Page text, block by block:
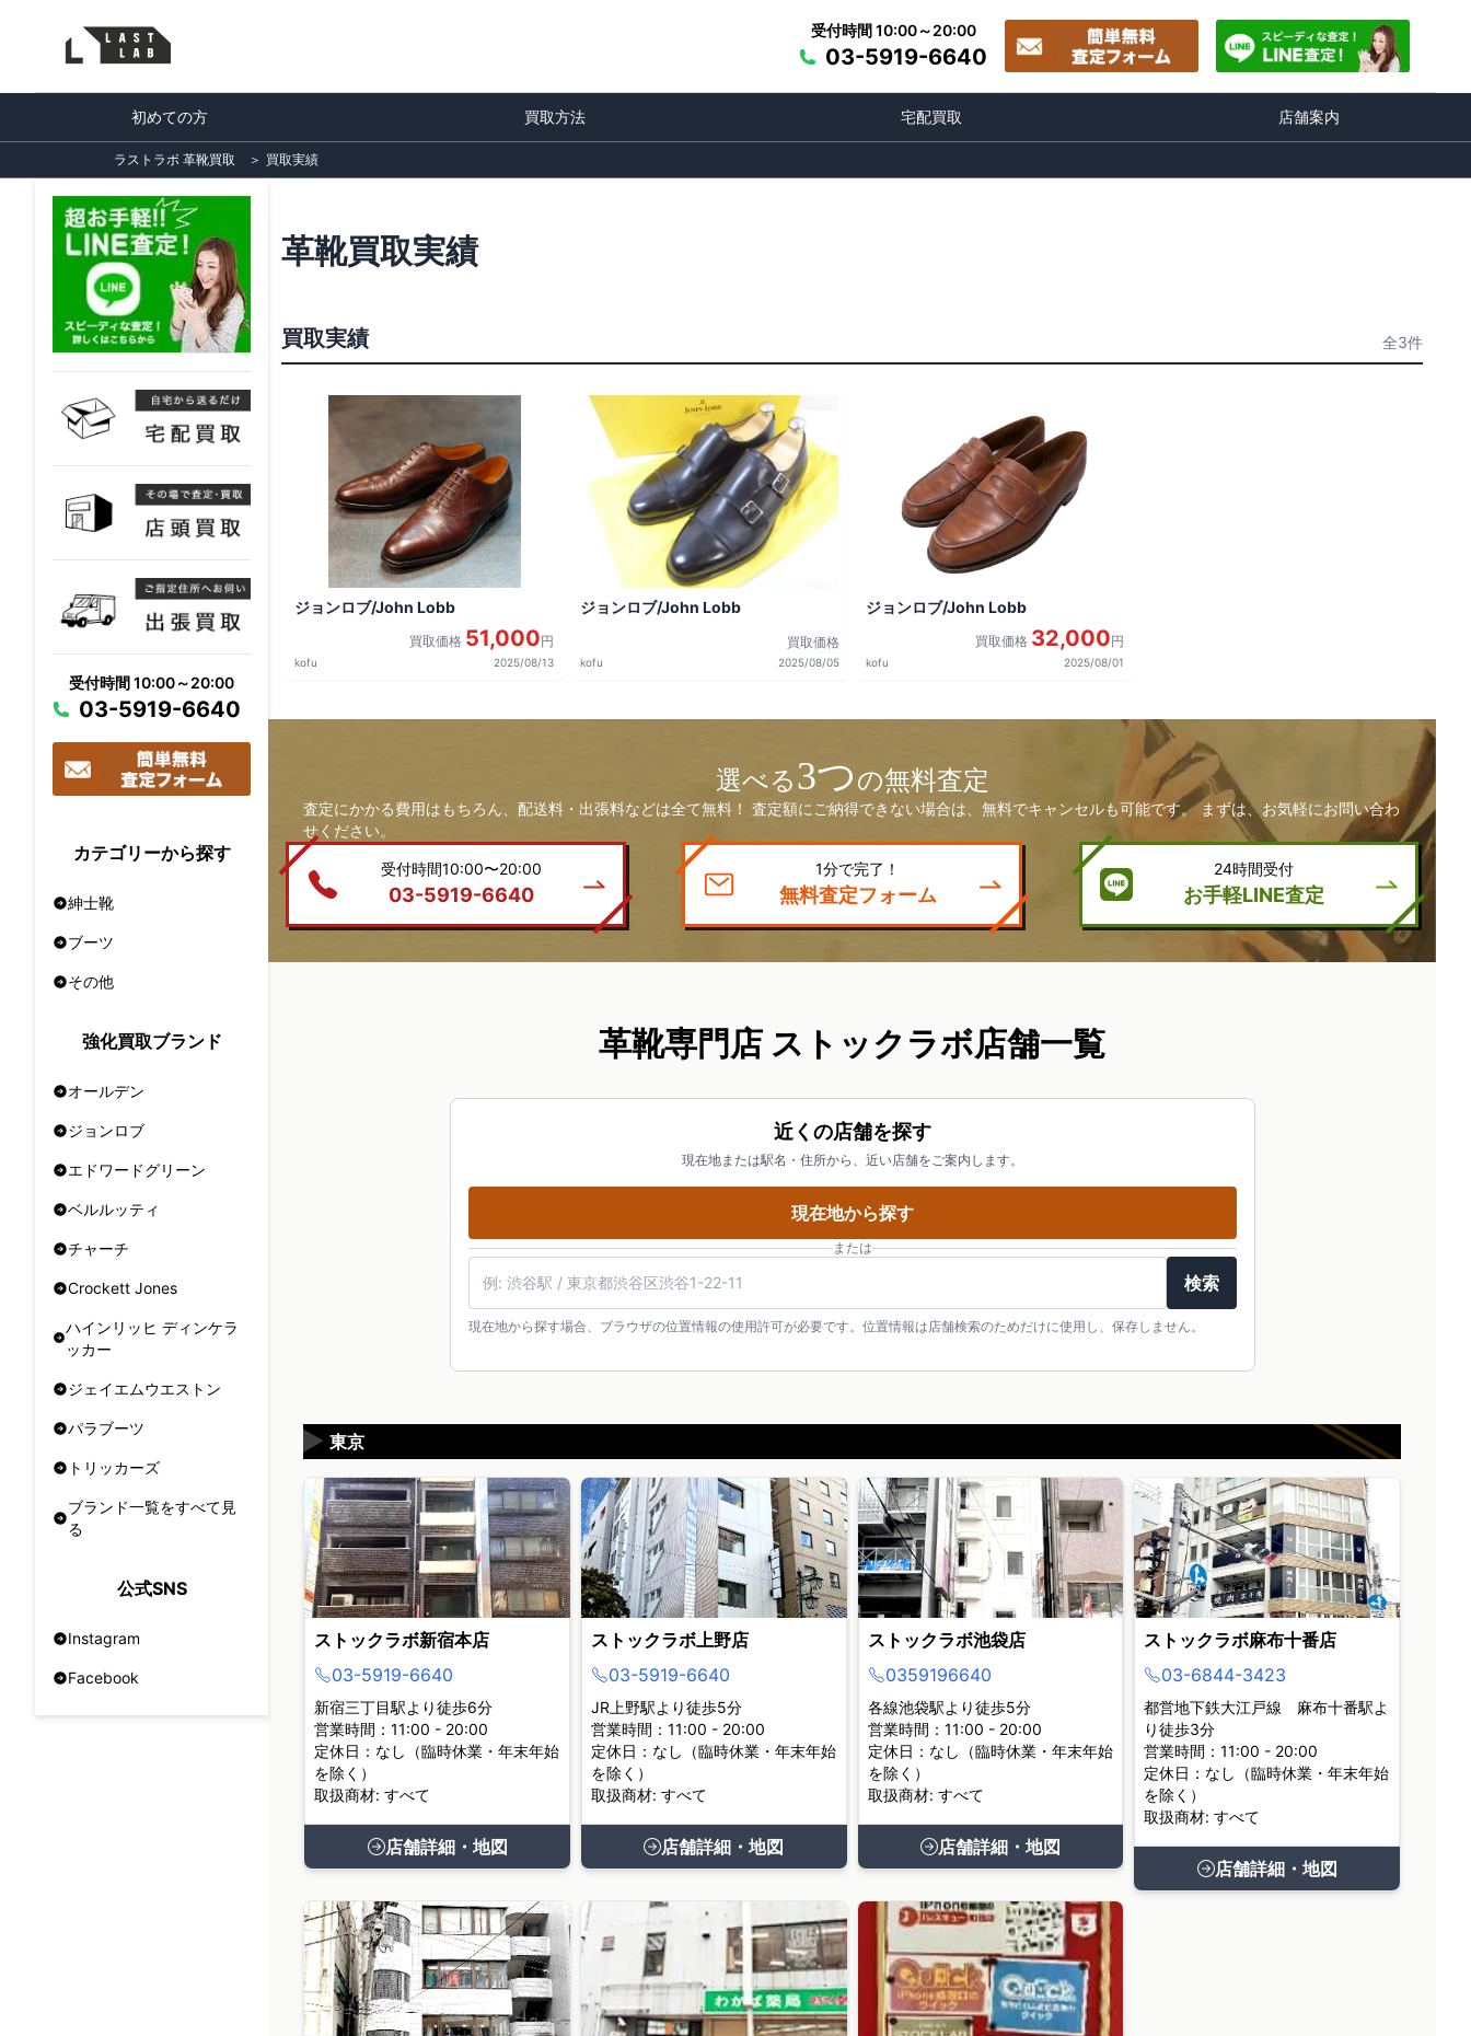
受付時間 10:00～20:00
03-5919-6640
初めての方 買取方法 宅配買取 店舗案内
ラストラボ 革靴買取 ＞ 買取実績
受付時間 10:00～20:00
03-5919-6640
カテゴリーから探す
紳士靴
ブーツ
その他
強化買取ブランド
オールデン
ジョンロブ
エドワードグリーン
ベルルッティ
チャーチ
Crockett Jones
ハインリッヒ ディンケラ
ッカー
ジェイエムウエストン
パラブーツ
トリッカーズ
ブランド一覧をすべて見
る
公式SNS
Instagram
Facebook
革靴買取実績
買取実績 全3件
ジョンロブ/John Lobb
買取価格 51,000円
kofu 2025/08/13
ジョンロブ/John Lobb
買取価格
kofu 2025/08/05
ジョンロブ/John Lobb
買取価格 32,000円
kofu 2025/08/01
選べる3つの無料査定
査定にかかる費用はもちろん、配送料・出張料などは全て無料！ 査定額にご納得できない場合は、無料でキャンセルも可能です。 まずは、お気軽にお問い合わ
せください。
受付時間10:00〜20:00
03-5919-6640
1分で完了！
無料査定フォーム
24時間受付
お手軽LINE査定
革靴専門店 ストックラボ店舗一覧
近くの店舗を探す
現在地または駅名・住所から、近い店舗をご案内します。
現在地から探す
または
検索
現在地から探す場合、ブラウザの位置情報の使用許可が必要です。位置情報は店舗検索のためだけに使用し、保存しません。
東京
▶
ストックラボ新宿本店
03-5919-6640
新宿三丁目駅より徒歩6分
営業時間：11:00 - 20:00
定休日：なし（臨時休業・年末年始
を除く）
取扱商材: すべて
店舗詳細・地図
ストックラボ上野店
03-5919-6640
JR上野駅より徒歩5分
営業時間：11:00 - 20:00
定休日：なし（臨時休業・年末年始
を除く）
取扱商材: すべて
店舗詳細・地図
ストックラボ池袋店
0359196640
各線池袋駅より徒歩5分
営業時間：11:00 - 20:00
定休日：なし（臨時休業・年末年始
を除く）
取扱商材: すべて
店舗詳細・地図
ストックラボ麻布十番店
03-6844-3423
都営地下鉄大江戸線 麻布十番駅よ
り徒歩3分
営業時間：11:00 - 20:00
定休日：なし（臨時休業・年末年始
を除く）
取扱商材: すべて
店舗詳細・地図